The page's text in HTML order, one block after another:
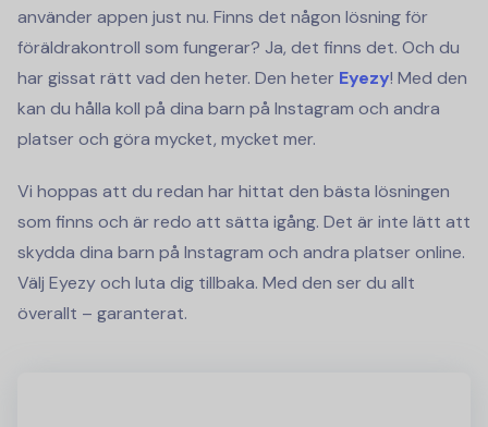
använder appen just nu. Finns det någon lösning för
föräldrakontroll som fungerar? Ja, det finns det. Och du
har gissat rätt vad den heter. Den heter Eyezy! Med den
kan du hålla koll på dina barn på Instagram och andra
platser och göra mycket, mycket mer.
Vi hoppas att du redan har hittat den bästa lösningen
som finns och är redo att sätta igång. Det är inte lätt att
skydda dina barn på Instagram och andra platser online.
Välj Eyezy och luta dig tillbaka. Med den ser du allt
överallt – garanterat.